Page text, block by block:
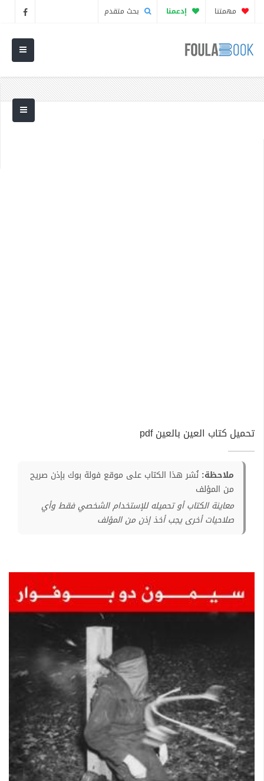
مهمتنا إدعمنا بحث متقدم
تحميل كتاب العين بالعين pdf
ملاحظة: نُشر هذا الكتاب على موقع فولة بوك بإذن صريح
من المؤلف
معاينة الكتاب أو تحميله للإستخدام الشخصي فقط وأي
صلاحيات أخرى يجب أخذ إذن من المؤلف